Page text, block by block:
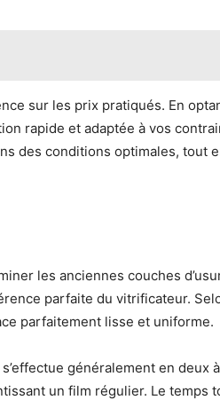
sur les prix pratiqués. En
rapide et adaptée à vos
des conditions optimales, tout
les anciennes couches
parfaite du vitrificateur.
parfaitement lisse et uniforme.
généralement en deux
un film régulier. Le temps